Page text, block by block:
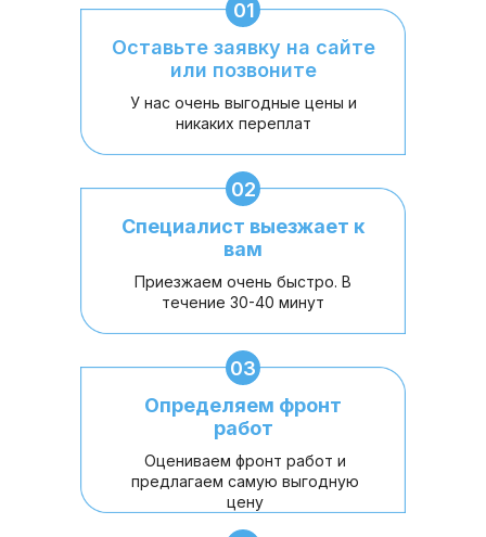
Оставьте заявку на сайте
или позвоните
01
У нас очень выгодные цены и
никаких переплат
Специалист выезжает к
вам
02
Приезжаем очень быстро. В
течение 30-40 минут
Определяем фронт
работ
03
Оцениваем фронт работ и
предлагаем самую выгодную
цену